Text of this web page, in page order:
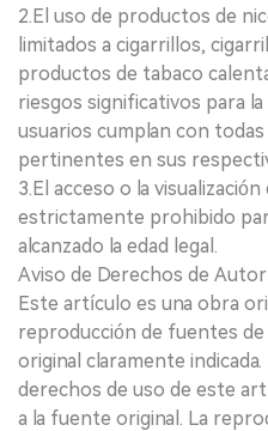
2.El uso de productos de
limitados a cigarrillos,
productos de tabaco
riesgos significativos para
usuarios cumplan con
pertinentes en sus
3.El acceso o la
estrictamente prohibido
alcanzado la edad legal.
Aviso de Derechos de Autor
Este artículo es una obra
reproducción de fuentes
original claramente
derechos de uso de este
a la fuente original. La